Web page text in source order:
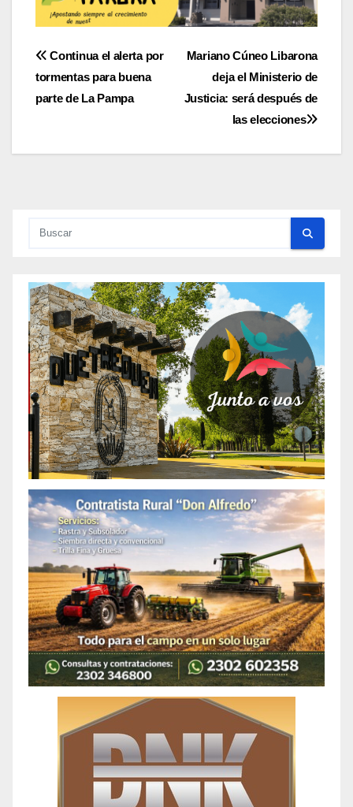
Navegación
de
Mariano Cúneo Libarona
deja el Ministerio de
Justicia: será después de
las elecciones
Continua el alerta por
tormentas para buena
parte de La Pampa